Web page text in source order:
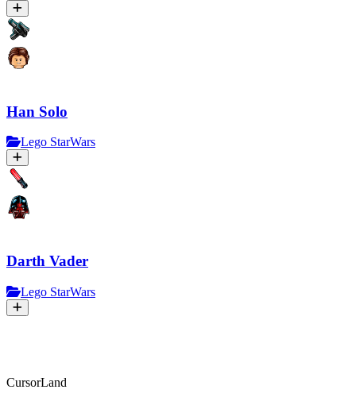
Han Solo
Lego StarWars
Darth Vader
Lego StarWars
CursorLand